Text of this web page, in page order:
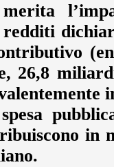
redditi
26,8
in